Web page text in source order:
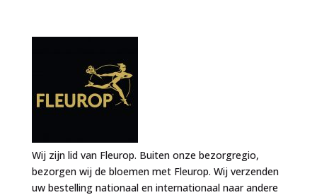
Wij zijn lid van Fleurop. Buiten onze bezorgregio,
bezorgen wij de bloemen met Fleurop. Wij verzenden
uw bestelling nationaal en internationaal naar andere